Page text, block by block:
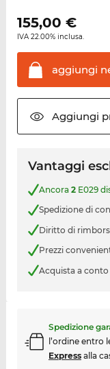
155,00 €
IVA 22.00% inclusa.
aggiungi
Aggiungi
Vantaggi
Ancora 2E029
Spedizione di
Diritto di
Prezzi
Acquista a conto
Spedizione
l’ordine entro
Expressalla